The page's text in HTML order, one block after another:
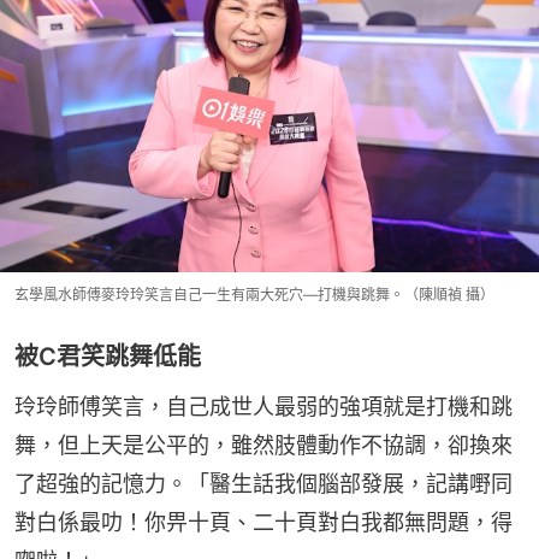
玄學風水師傅麥玲玲笑言自己一生有兩大死穴—打機與跳舞。（陳順禎 攝）
被C君笑跳舞低能
玲玲師傅笑言，自己成世人最弱的強項就是打機和跳
舞，但上天是公平的，雖然肢體動作不協調，卻換來
了超強的記憶力。「醫生話我個腦部發展，記講嘢同
對白係最叻！你畀十頁、二十頁對白我都無問題，得